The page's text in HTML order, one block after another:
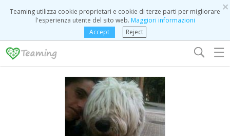
×
Teaming utilizza cookie proprietari e cookie di terze parti per migliorare
l'esperienza utente del sito web. Maggiori informazioni
Accept
Reject
☰